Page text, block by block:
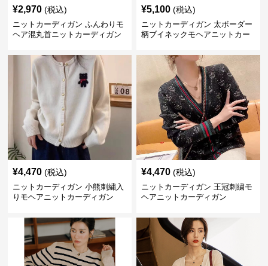
¥2,970 (税込)
ニットカーディガン ふんわりモ
ヘア混丸首ニットカーディガン
¥5,100 (税込)
ニットカーディガン 太ボーダー
柄ブイネックモヘアニットカー
¥4,470 (税込)
ニットカーディガン 小熊刺繍入
りモヘアニットカーディガン
¥4,470 (税込)
ニットカーディガン 王冠刺繍モ
ヘアニットカーディガン